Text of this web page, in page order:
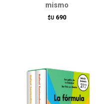
mismo
$U 690